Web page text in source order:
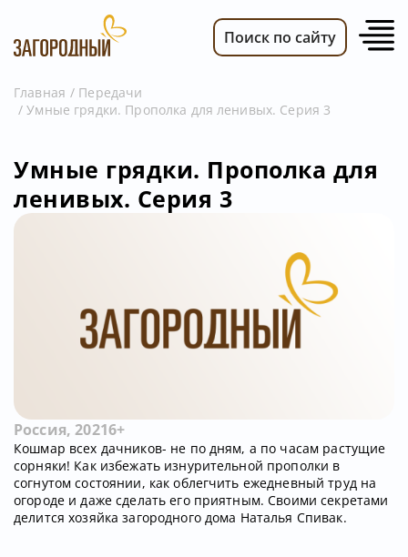
ВИДЕО
ПЕРЕДАЧИ
ТЕЛЕПРОГРАММА
РЕКЛАМОДАТЕЛЯМ
Поиск по сайту
Главная
Передачи
Умные грядки. Прополка для ленивых. Серия 3
Умные грядки. Прополка для
ленивых. Серия 3
Россия, 20216+
Кошмар всех дачников- не по дням, а по часам растущие
сорняки! Как избежать изнурительной прополки в
согнутом состоянии, как облегчить ежедневный труд на
огороде и даже сделать его приятным. Своими секретами
делится хозяйка загородного дома Наталья Спивак.